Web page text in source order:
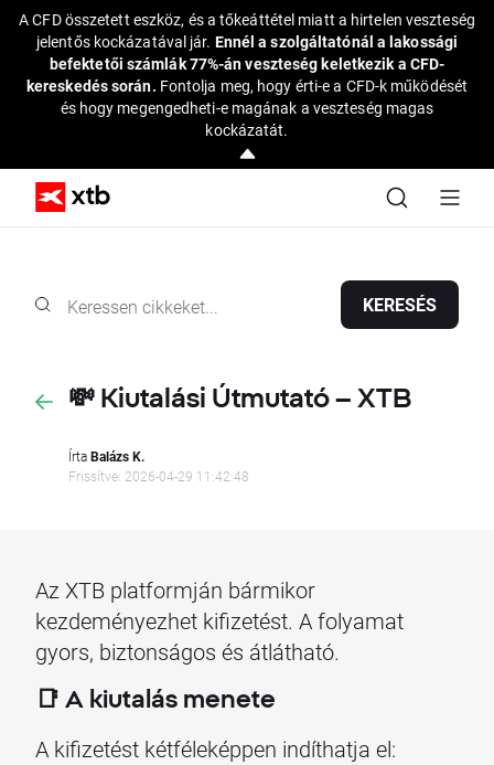
A CFD összetett eszköz, és a tőkeáttétel miatt a hirtelen veszteség
jelentős kockázatával jár. Ennél a szolgáltatónál a lakossági
befektetői számlák 77%-án veszteség keletkezik a CFD-
kereskedés során. Fontolja meg, hogy érti-e a CFD-k működését
és hogy megengedheti-e magának a veszteség magas
kockázatát.
KERESÉS
💸 Kiutalási Útmutató – XTB
ÍrtaBalázs K.
Frissítve: 2026-04-29 11:42:48
Az XTB platformján bármikor
kezdeményezhet kifizetést. A folyamat
gyors, biztonságos és átlátható.
📑 A kiutalás menete
A kifizetést kétféleképpen indíthatja el: